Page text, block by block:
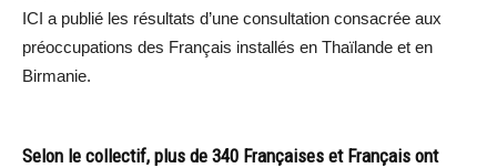
ICI a publié les résultats d’une consultation consacrée aux
préoccupations des Français installés en Thaïlande et en
Birmanie.
Selon le collectif, plus de 340 Françaises et Français ont